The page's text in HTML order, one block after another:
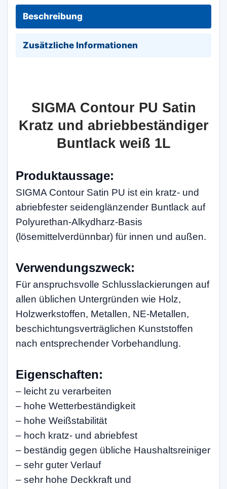
Beschreibung
Zusätzliche Informationen
SIGMA Contour PU Satin
Kratz und abriebbeständiger
Buntlack weiß 1L
Produktaussage:
SIGMA Contour Satin PU ist ein kratz- und
abriebfester seidenglänzender Buntlack auf
Polyurethan-Alkydharz-Basis
(lösemittelverdünnbar) für innen und außen.
Verwendungszweck:
Für anspruchsvolle Schlusslackierungen auf
allen üblichen Untergründen wie Holz,
Holzwerkstoffen, Metallen, NE-Metallen,
beschichtungsverträglichen Kunststoffen
nach entsprechender Vorbehandlung.
Eigenschaften:
– leicht zu verarbeiten
– hohe Wetterbeständigkeit
– hohe Weißstabilität
– hoch kratz- und abriebfest
– beständig gegen übliche Haushaltsreiniger
– sehr guter Verlauf
– sehr hohe Deckkraft und